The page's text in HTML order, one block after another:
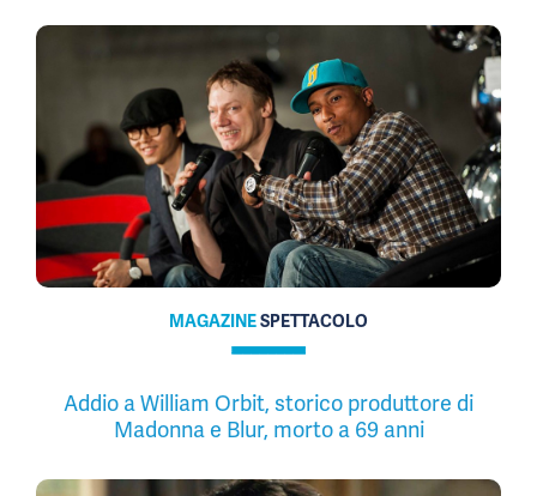
MAGAZINESPETTACOLO
Addio a William Orbit, storico produttore di
Madonna e Blur, morto a 69 anni